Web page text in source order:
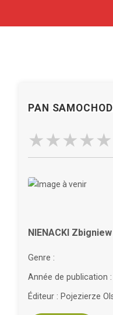
PAN
NIENACKI Zbigniew
Genre :
Année de publication :
Éditeur : Pojezierze